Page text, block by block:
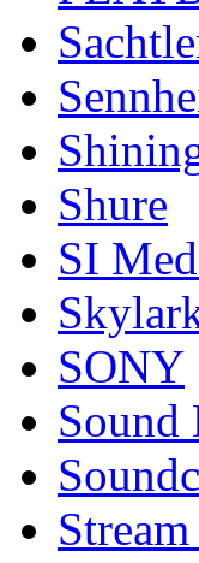
Shure
SI
SONY
Sound